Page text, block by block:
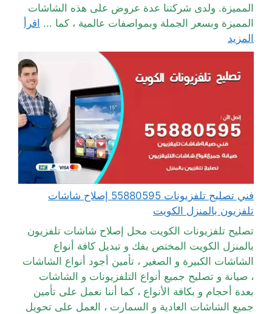
المميزة. ولدى شركتنا عدة عروض على هذه الشاشات
المميزة وبسعر الجملة وبمواصفات عالمية ، كما ... اقرأ
المزيد
فني تصليح تلفزيونات 55880595 إصلاح شاشات
تلفزيون بالمنزل الكويت
تصليح تلفزيونات الكويت محل إصلاح شاشات تلفزيون
بالمنزل الكويت المختص بفك و تبديل كافة أنواع
الشاشات الكبيرة و الصغير ، تأمين أجود أنواع الشاشات
، صيانة و تصليح جميع أنواع التلفزيونات و الشاشات
بعدة أحجام و بكافة الأنواع ، كما أننا نعمل على تأمين
جميع الشاشات العادية و السمارت ، العمل على تحويل